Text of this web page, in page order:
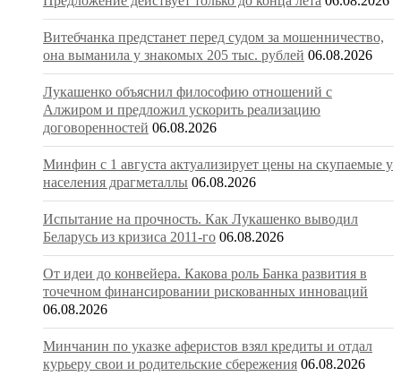
Витебчанка предстанет перед судом за мошенничество,
она выманила у знакомых 205 тыс. рублей 06.08.2026
Лукашенко объяснил философию отношений с
Алжиром и предложил ускорить реализацию
договоренностей 06.08.2026
Минфин с 1 августа актуализирует цены на скупаемые у
населения драгметаллы 06.08.2026
Испытание на прочность. Как Лукашенко выводил
Беларусь из кризиса 2011-го 06.08.2026
От идеи до конвейера. Какова роль Банка развития в
точечном финансировании рискованных инноваций
06.08.2026
Минчанин по указке аферистов взял кредиты и отдал
курьеру свои и родительские сбережения 06.08.2026